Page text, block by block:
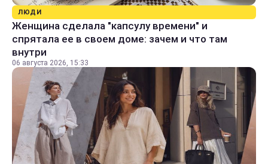
ЛЮДИ
Женщина сделала "капсулу времени" и
спрятала ее в своем доме: зачем и что там
внутри
06 августа 2026, 15:33